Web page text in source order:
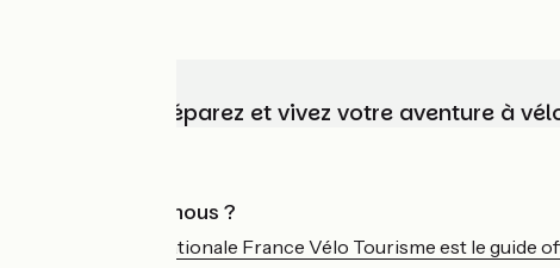
Choisissez, préparez et vivez votre aventure à
Qui sommes-nous ?
L'association nationale France Vélo Tourisme est le guide